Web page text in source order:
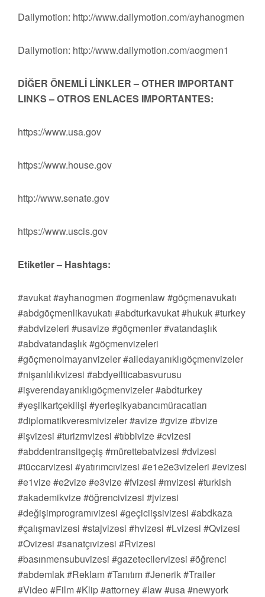
Dailymotion: http://www.dailymotion.com/ayhanogmen
Dailymotion: http://www.dailymotion.com/aogmen1
DİĞER ÖNEMLİ LİNKLER – OTHER IMPORTANT
LINKS – OTROS ENLACES IMPORTANTES:
https://www.usa.gov
https://www.house.gov
http://www.senate.gov
https://www.uscis.gov
Etiketler – Hashtags:
#avukat #ayhanogmen #ogmenlaw #göçmenavukatı
#abdgöçmenlikavukatı #abdturkavukat #hukuk #turkey
#abdvizeleri #usavize #göçmenler #vatandaşlık
#abdvatandaşlık #göçmenvizeleri
#göçmenolmayanvizeler #ailedayanıklıgöçmenvizeler
#nişanlılıkvizesi #abdyeilticabasvurusu
#işverendayanıklıgöçmenvizeler #abdturkey
#yeşilkartçekilişi #yerleşikyabancımüracatları
#diplomatikveresmivizeler #avize #gvize #bvize
#işvizesi #turizmvizesi #tıbbivize #cvizesi
#abddentransitgeçiş #mürettebatvizesi #dvizesi
#tüccarvizesi #yatırımcıvizesi #e1e2e3vizeleri #evizesi
#e1vize #e2vize #e3vize #fvizesi #mvizesi #turkish
#akademikvize #öğrencivizesi #jvizesi
#değişimprogramıvizesi #geçiciişsivizesi #abdkaza
#çalışmavizesi #stajvizesi #hvizesi #Lvizesi #Qvizesi
#Ovizesi #sanatçıvizesi #Rvizesi
#basınmensubuvizesi #gazetecilervizesi #öğrenci
#abdemlak #Reklam #Tanıtım #Jenerik #Trailer
#Video #Film #Klip #attorney #law #usa #newyork